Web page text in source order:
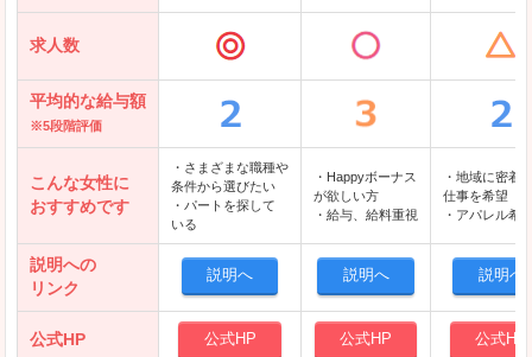
クリーデンス
テンプスタッフ
アパレル転職なび
求人数
平均的な給与額
※5段階評価
こんな女性に
おすすめです
・さまざまな職種や
条件から選びたい
・パートを探して
いる
・Happyボーナス
が欲しい方
・給与、給料重視
・地域に密着
仕事を希望
・アパレル希
説明への
リンク
説明へ 説明へ 説明へ
公式HP 公式HP 公式HP 公式HP